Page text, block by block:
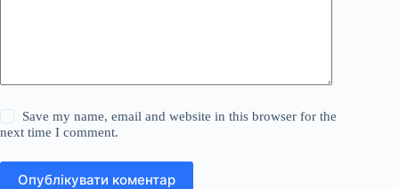
Save my name, email and website in this browser for the
next time I comment.
Опублікувати коментар